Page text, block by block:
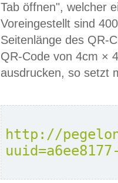
Tab öffnen", welcher
Voreingestellt sind
Seitenlänge des QR-
QR-Code von 4cm ×
ausdrucken, so setzt
http://